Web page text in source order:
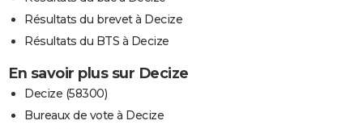
Résultats du brevet à Decize
Résultats du BTS à Decize
En savoir plus sur Decize
Decize (58300)
Bureaux de vote à Decize